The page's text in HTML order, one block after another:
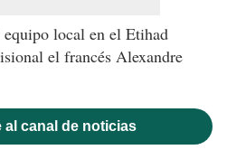
local en el Etihad
el francés Alexandre
al canal de noticias